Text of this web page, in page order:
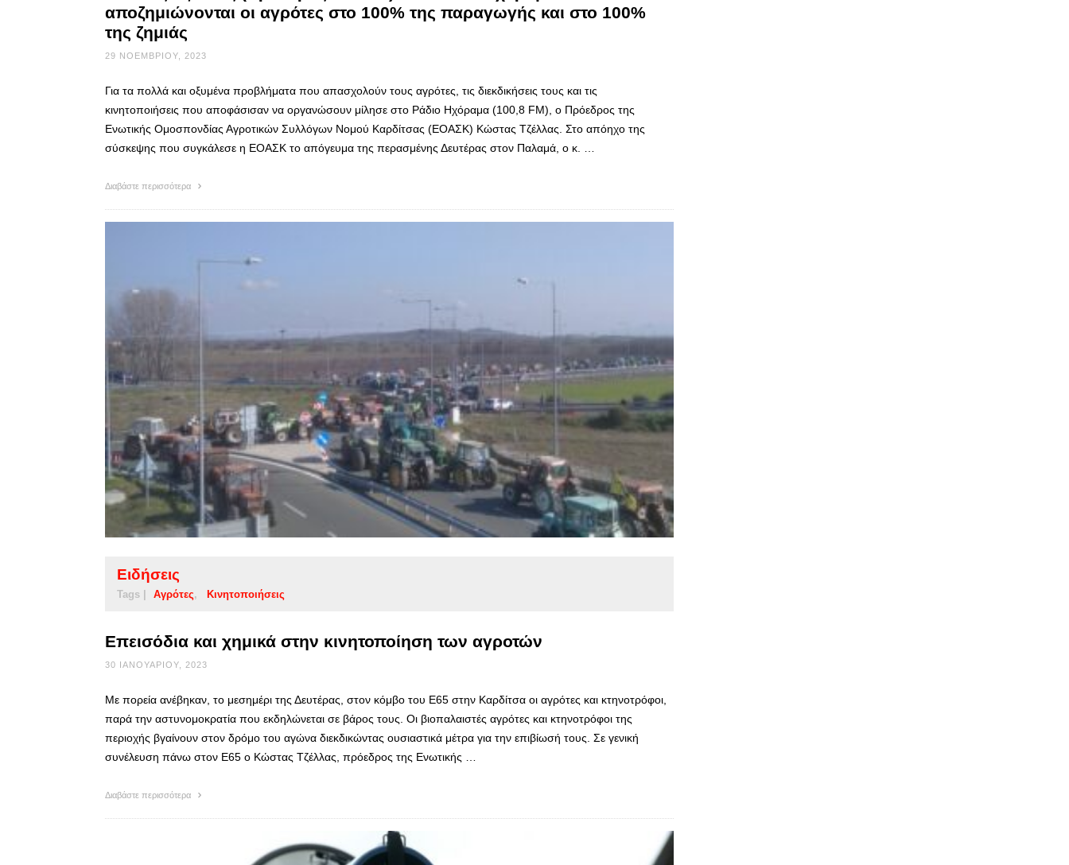
αποζημιώνονται οι αγρότες στο 100% της παραγωγής και στο 100%
της ζημιάς
29 ΝΟΕΜΒΡΊΟΥ, 2023
Για τα πολλά και οξυμένα προβλήματα που απασχολούν τους αγρότες, τις διεκδικήσεις τους και τις
κινητοποιήσεις που αποφάσισαν να οργανώσουν μίλησε στο Ράδιο Ηχόραμα (100,8 FM), ο Πρόεδρος της
Ενωτικής Ομοσπονδίας Αγροτικών Συλλόγων Νομού Καρδίτσας (ΕΟΑΣΚ) Κώστας Τζέλλας. Στο απόηχο της
σύσκεψης που συγκάλεσε η ΕΟΑΣΚ το απόγευμα της περασμένης Δευτέρας στον Παλαμά, ο κ. …
Διαβάστε περισσότερα
Ειδήσεις
Tags | Αγρότες Κινητοποιήσεις
Επεισόδια και χημικά στην κινητοποίηση των αγροτών
30 ΙΑΝΟΥΑΡΊΟΥ, 2023
Με πορεία ανέβηκαν, το μεσημέρι της Δευτέρας, στον κόμβο του Ε65 στην Καρδίτσα οι αγρότες και κτηνοτρόφοι,
παρά την αστυνομοκρατία που εκδηλώνεται σε βάρος τους. Οι βιοπαλαιστές αγρότες και κτηνοτρόφοι της
περιοχής βγαίνουν στον δρόμο του αγώνα διεκδικώντας ουσιαστικά μέτρα για την επιβίωσή τους. Σε γενική
συνέλευση πάνω στον Ε65 ο Κώστας Τζέλλας, πρόεδρος της Ενωτικής …
Διαβάστε περισσότερα